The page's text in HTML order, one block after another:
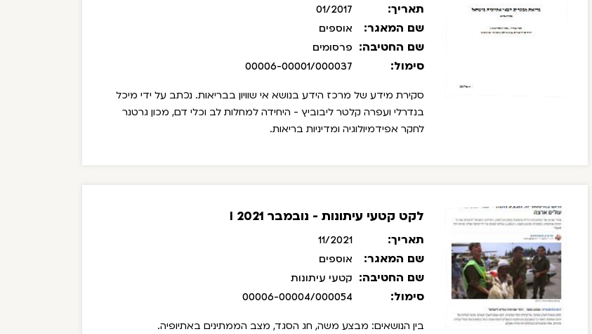
תאריך: 01/2017
שם המאגר: אוספים
שם החטיבה: פרסומים
סימול: 00006-00001/000037
סקירת מידע של מרכז הידע בנושא אי שוויון בבריאות. נכתב על ידי מיכל
בנדרלי ועפרה קלטר ליבוביץ - היחידה למחלות לב וכלי דם, מכון גרטנר
לחקר אפידמיולוגיה ומדיניות בריאות.
לקט קטעי עיתונות - נובמבר 2021 I
תאריך: 11/2021
שם המאגר: אוספים
שם החטיבה: קטעי עיתונות
סימול: 00006-00004/000054
בין הנושאים: מבצע משה, חג הסגד, מצב הממתינים באתיופיה.